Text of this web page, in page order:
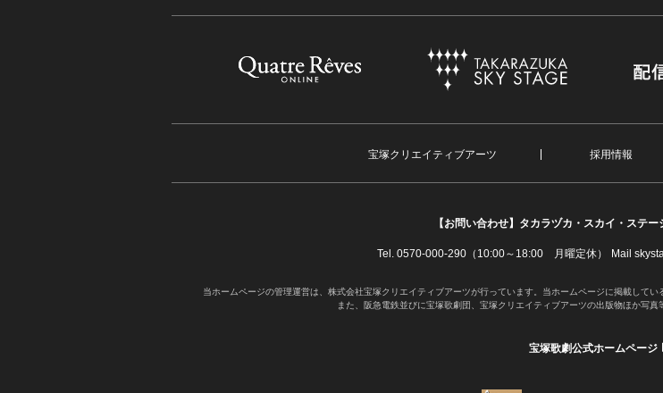
宝塚クリエイティブアーツ 採用情報
【お問い合わせ】 タカラヅカ・スカイ・ステー
Tel. 0570-000-290（10:00～18:00 月曜定休） Mail
当ホームページの管理運営は、株式会社宝塚クリエイティブアーツが行っています。当ホームページに掲載して
また、阪急電鉄並びに宝塚歌劇団、宝塚クリエイティブアーツの出版物ほか写真
宝塚歌劇公式ホームページ